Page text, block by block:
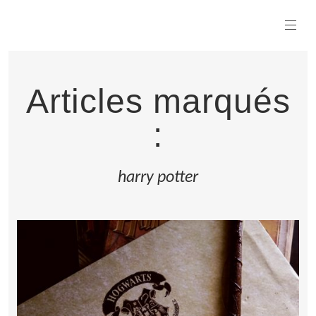
Articles marqués
:
harry potter
LIRE LA SUITE